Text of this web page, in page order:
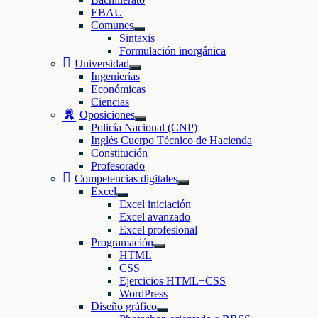
EBAU
Comunes
Mostrar
el
submenú
Sintaxis
Formulación inorgánica
Universidad
Mostrar
el
submenú
Ingenierías
Económicas
Ciencias
Oposiciones
Mostrar
el
submenú
Policía Nacional (CNP)
Inglés Cuerpo Técnico de Hacienda
Constitución
Profesorado
Competencias digitales
Mostrar
el
submenú
Excel
Mostrar
el
submenú
Excel iniciación
Excel avanzado
Excel profesional
Programación
Mostrar
HTML
CSS
Ejercicios HTML+CSS
WordPress
Diseño gráfico
Mostrar